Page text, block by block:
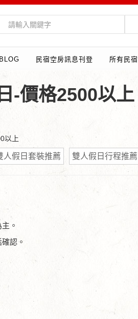
民宿空房訊息刊登 所有民宿
-價格2500以上
以上
人假日套裝推薦 雙人假日行程推薦
。
認。